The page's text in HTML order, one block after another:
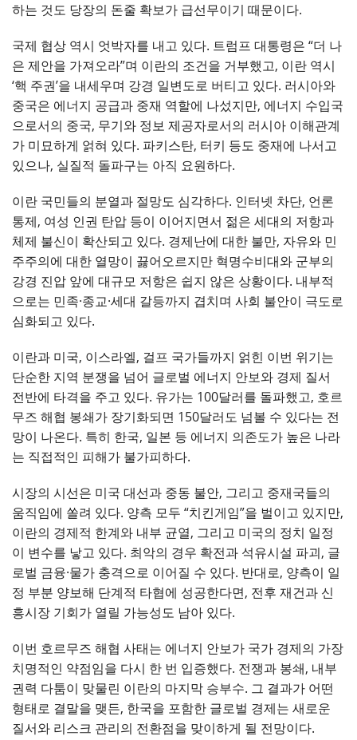
하는 것도 당장의 돈줄 확보가 급선무이기 때문이다.
국제 협상 역시 엇박자를 내고 있다. 트럼프 대통령은 “더 나
은 제안을 가져오라”며 이란의 조건을 거부했고, 이란 역시
‘핵 주권’을 내세우며 강경 일변도로 버티고 있다. 러시아와
중국은 에너지 공급과 중재 역할에 나섰지만, 에너지 수입국
으로서의 중국, 무기와 정보 제공자로서의 러시아 이해관계
가 미묘하게 얽혀 있다. 파키스탄, 터키 등도 중재에 나서고
있으나, 실질적 돌파구는 아직 요원하다.
이란 국민들의 분열과 절망도 심각하다. 인터넷 차단, 언론
통제, 여성 인권 탄압 등이 이어지면서 젊은 세대의 저항과
체제 불신이 확산되고 있다. 경제난에 대한 불만, 자유와 민
주주의에 대한 열망이 끓어오르지만 혁명수비대와 군부의
강경 진압 앞에 대규모 저항은 쉽지 않은 상황이다. 내부적
으로는 민족·종교·세대 갈등까지 겹치며 사회 불안이 극도로
심화되고 있다.
이란과 미국, 이스라엘, 걸프 국가들까지 얽힌 이번 위기는
단순한 지역 분쟁을 넘어 글로벌 에너지 안보와 경제 질서
전반에 타격을 주고 있다. 유가는 100달러를 돌파했고, 호르
무즈 해협 봉쇄가 장기화되면 150달러도 넘볼 수 있다는 전
망이 나온다. 특히 한국, 일본 등 에너지 의존도가 높은 나라
는 직접적인 피해가 불가피하다.
시장의 시선은 미국 대선과 중동 불안, 그리고 중재국들의
움직임에 쏠려 있다. 양측 모두 “치킨게임”을 벌이고 있지만,
이란의 경제적 한계와 내부 균열, 그리고 미국의 정치 일정
이 변수를 낳고 있다. 최악의 경우 확전과 석유시설 파괴, 글
로벌 금융·물가 충격으로 이어질 수 있다. 반대로, 양측이 일
정 부분 양보해 단계적 타협에 성공한다면, 전후 재건과 신
흥시장 기회가 열릴 가능성도 남아 있다.
이번 호르무즈 해협 사태는 에너지 안보가 국가 경제의 가장
치명적인 약점임을 다시 한 번 입증했다. 전쟁과 봉쇄, 내부
권력 다툼이 맞물린 이란의 마지막 승부수. 그 결과가 어떤
형태로 결말을 맺든, 한국을 포함한 글로벌 경제는 새로운
질서와 리스크 관리의 전환점을 맞이하게 될 전망이다.